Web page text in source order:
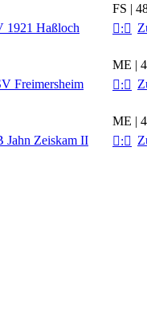
FS |
1921 Haßloch :
ME |
Freimersheim :
ME |
Jahn Zeiskam II :